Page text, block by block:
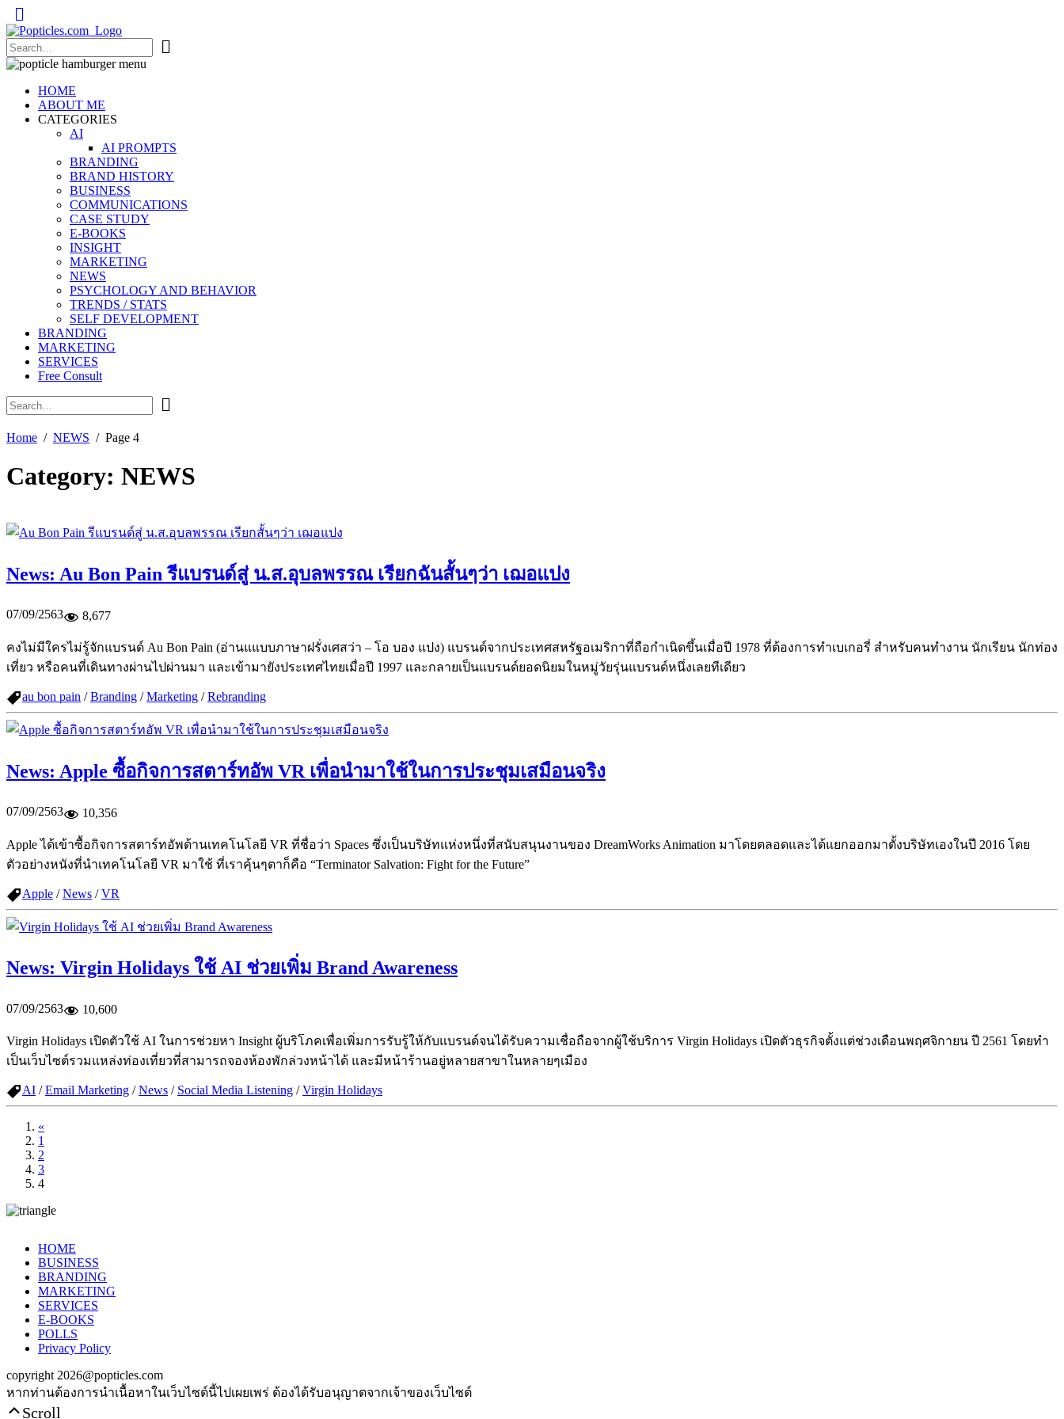
Popticles.com
HOME
ABOUT ME
CATEGORIES
AI
AI PROMPTS
BRANDING
BRAND HISTORY
BUSINESS
COMMUNICATIONS
CASE STUDY
E-BOOKS
INSIGHT
MARKETING
NEWS
PSYCHOLOGY AND BEHAVIOR
TRENDS / STATS
SELF DEVELOPMENT
BRANDING
MARKETING
SERVICES
Free Consult
Home NEWS Page 4
Category: NEWS
News: Au Bon Pain รีแบรนด์สู่ น.ส.อุบลพรรณ เรียกฉันสั้นๆว่า เฌอแปง
07/09/2563 8,677
คงไม่มีใครไม่รู้จักแบรนด์ Au Bon Pain (อ่านแแบบภาษาฝรั่งเศสว่า – โอ บอง แปง) แบรนด์จากประเทศสหรัฐอเมริกาที่ถือกำเนิดขึ้นเมื่อปี 1978 ที่ต้องการทำเบเกอรี่ สำหรับคนทำงาน นักเรียน นักท่อง
เที่ยว หรือคนที่เดินทางผ่านไปผ่านมา และเข้ามายังประเทศไทยเมื่อปี 1997 และกลายเป็นแบรนด์ยอดนิยมในหมู่วัยรุ่นแบรนด์หนึ่งเลยทีเดียว
au bon pain /Branding /Marketing /Rebranding
News: Apple ซื้อกิจการสตาร์ทอัพ VR เพื่อนำมาใช้ในการประชุมเสมือนจริง
07/09/2563 10,356
Apple ได้เข้าซื้อกิจการสตาร์ทอัพด้านเทคโนโลยี VR ที่ชื่อว่า Spaces ซึ่งเป็นบริษัทแห่งหนึ่งที่สนับสนุนงานของ DreamWorks Animation มาโดยตลอดและได้แยกออกมาตั้งบริษัทเองในปี 2016 โดย
ตัวอย่างหนังที่นำเทคโนโลยี VR มาใช้ ที่เราคุ้นๆตาก็คือ “Terminator Salvation: Fight for the Future”
Apple /News /VR
News: Virgin Holidays ใช้ AI ช่วยเพิ่ม Brand Awareness
07/09/2563 10,600
Virgin Holidays เปิดตัวใช้ AI ในการช่วยหา Insight ผู้บริโภคเพื่อเพิ่มการรับรู้ให้กับแบรนด์จนได้รับความเชื่อถือจากผู้ใช้บริการ Virgin Holidays เปิดตัวธุรกิจตั้งแต่ช่วงเดือนพฤศจิกายน ปี 2561 โดยทำ
เป็นเว็บไซต์รวมแหล่งท่องเที่ยวที่สามารถจองห้องพักล่วงหน้าได้ และมีหน้าร้านอยู่หลายสาขาในหลายๆเมือง
AI /Email Marketing /News / Social Media Listening /Virgin Holidays
«
1
2
3
4
HOME
BUSINESS
BRANDING
MARKETING
SERVICES
E-BOOKS
POLLS
Privacy Policy
copyright 2026@popticles.com
หากท่านต้องการนำเนื้อหาในเว็บไซต์นี้ไปเผยเพร่ ต้องได้รับอนุญาตจากเจ้าของเว็บไซต์
Scroll